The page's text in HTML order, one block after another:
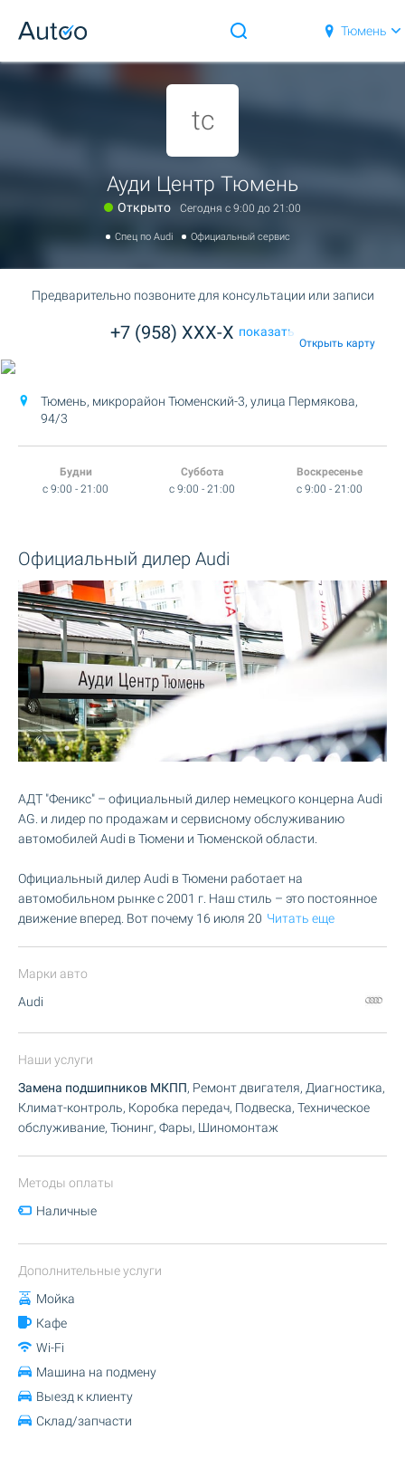
Тюмень
tc
Ауди Центр Тюмень
Открыто Сегодня c 9:00 до 21:00
Спец по Audi Официальный сервис
Предварительно позвоните для консультации или записи
+7 (958) XXX-X показать
Открыть карту
Тюмень, микрорайон Тюменский-3, улица Пермякова,
94/3
Будни
c 9:00 - 21:00
Суббота
c 9:00 - 21:00
Воскресенье
c 9:00 - 21:00
Официальный дилер Audi
АДТ "Феникс" – официальный дилер немецкого концерна Audi
AG. и лидер по продажам и сервисному обслуживанию
автомобилей Audi в Тюмени и Тюменской области.
Официальный дилер Audi в Тюмени работает на
автомобильном рынке с 2001 г. Наш стиль – это постоянное
движение вперед. Вот почему 16 июля 20 Читать еще
Марки авто
Audi
Наши услуги
Замена подшипников МКПП, Ремонт двигателя, Диагностика,
Климат-контроль, Коробка передач, Подвеска, Техническое
обслуживание, Тюнинг, Фары, Шиномонтаж
Методы оплаты
Наличные
Дополнительные услуги
Мойка
Кафе
Wi-Fi
Машина на подмену
Выезд к клиенту
Склад/запчасти